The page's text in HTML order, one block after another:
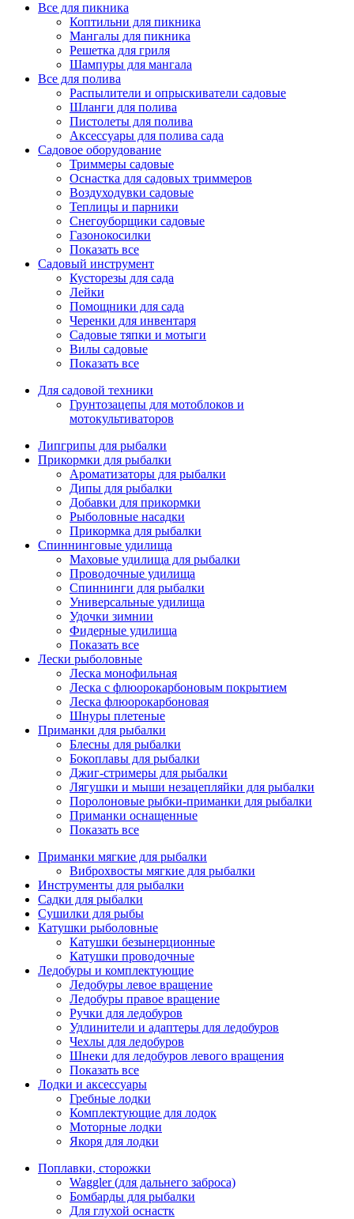
Все для пикника
Коптильни для пикника
Мангалы для пикника
Решетка для гриля
Шампуры для мангала
Все для полива
Распылители и опрыскиватели садовые
Шланги для полива
Пистолеты для полива
Аксессуары для полива сада
Садовое оборудование
Триммеры садовые
Оснастка для садовых триммеров
Воздуходувки садовые
Теплицы и парники
Снегоуборщики садовые
Газонокосилки
Показать все
Садовый инструмент
Кусторезы для сада
Лейки
Помощники для сада
Черенки для инвентаря
Садовые тяпки и мотыги
Вилы садовые
Показать все
Для садовой техники
Грунтозацепы для мотоблоков и
мотокультиваторов
Липгрипы для рыбалки
Прикормки для рыбалки
Ароматизаторы для рыбалки
Дипы для рыбалки
Добавки для прикормки
Рыболовные насадки
Прикормка для рыбалки
Спиннинговые удилища
Маховые удилища для рыбалки
Проводочные удилища
Спиннинги для рыбалки
Универсальные удилища
Удочки зимнии
Фидерные удилища
Показать все
Лески рыболовные
Леска монофильная
Леска с флюорокарбоновым покрытием
Леска флюорокарбоновая
Шнуры плетеные
Приманки для рыбалки
Блесны для рыбалки
Бокоплавы для рыбалки
Джиг-стримеры для рыбалки
Лягушки и мыши незацепляйки для рыбалки
Поролоновые рыбки-приманки для рыбалки
Приманки оснащенные
Показать все
Приманки мягкие для рыбалки
Виброхвосты мягкие для рыбалки
Инструменты для рыбалки
Садки для рыбалки
Сушилки для рыбы
Катушки рыболовные
Катушки безынерционные
Катушки проводочные
Ледобуры и комплектующие
Ледобуры левое вращение
Ледобуры правое вращение
Ручки для ледобуров
Удлинители и адаптеры для ледобуров
Чехлы для ледобуров
Шнеки для ледобуров левого вращения
Показать все
Лодки и аксессуары
Гребные лодки
Комплектующие для лодок
Моторные лодки
Якоря для лодки
Поплавки, сторожки
Waggler (для дальнего заброса)
Бомбарды для рыбалки
Для глухой оснастк